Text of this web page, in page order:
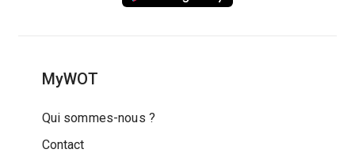
MyWOT
Qui sommes-nous ?
Contact